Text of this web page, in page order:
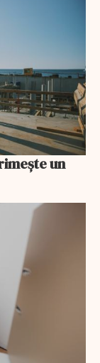
un